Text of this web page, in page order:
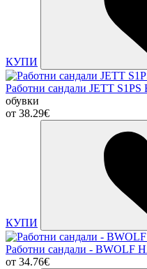
КУПИ
Работни сандали JETT
обувки
от 38.29€
КУПИ
Работни сандали - BWOLF
от 34.76€